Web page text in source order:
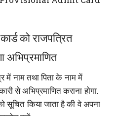
को राजपत्रित
अभिप्रमाणित
में नाम तथा पिता के नाम में
से अभिप्रमाणित कराना होगा.
सूचित किया जाता है की वे अपना